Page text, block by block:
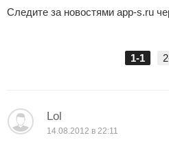
Следите за новостями app-s.ru
1-1
Lol
14.08.2012 в 22:11